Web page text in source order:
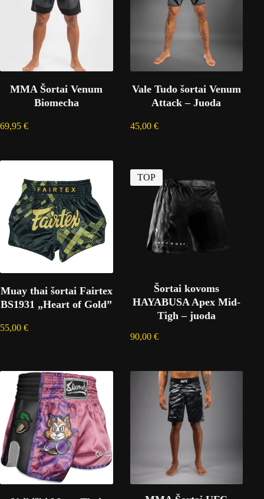
MMA Šortai Venum
Biomecha
69,95 €
Vale Tudo šortai Venum
Attack – Juoda
45,00 €
Muay thai šortai Fairtex
BS1931 „Heart of Gold”
55,00 €
TOP
Šortai kovoms
HAYABUSA Apex Mid-
Tigh – juoda
90,00 €